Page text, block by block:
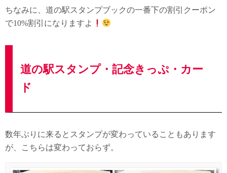
ちなみに、道の駅スタンプブックの一番下の割引クーポン
で10%割引になりますよ
道の駅スタンプ・記念きっぷ・カー
ド
数年ぶりに来るとスタンプが変わっていることもあります
が、こちらは変わっておらず。